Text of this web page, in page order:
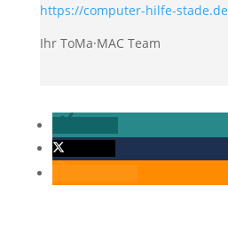
https://computer-hilfe-stade.de
Ihr ToMa·MAC Team